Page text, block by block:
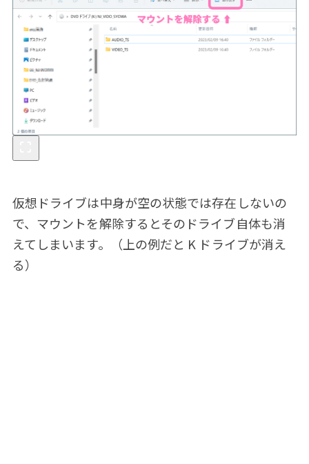
仮想ドライブは中身が空の状態では存在しないの
で、マウントを解除するとそのドライブ自体も消
えてしまいます。（上の例だと K ドライブが消え
る）